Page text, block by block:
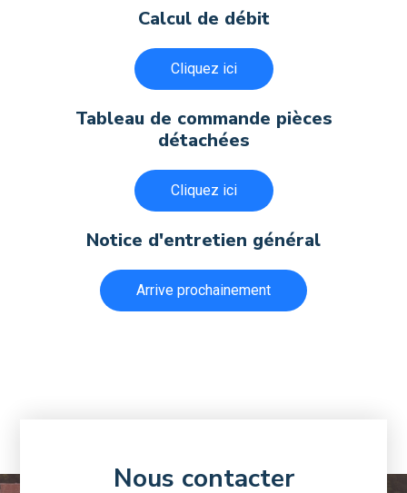
Calcul de débit
Cliquez ici
Tableau de commande pièces
détachées
Cliquez ici
Notice d'entretien général
Arrive prochainement
Nous contacter